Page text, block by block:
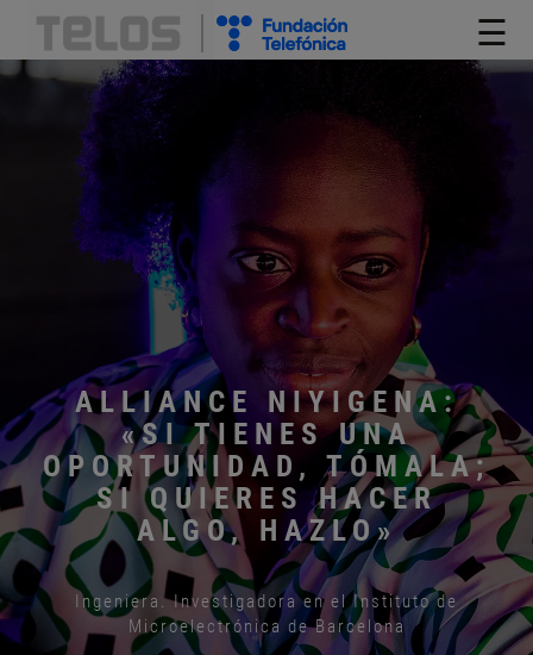
☰
ALLIANCE NIYIGENA:
«SI TIENES UNA
OPORTUNIDAD, TÓMALA;
SI QUIERES HACER
ALGO, HAZLO»
Ingeniera. Investigadora en el Instituto de
Microelectrónica de Barcelona